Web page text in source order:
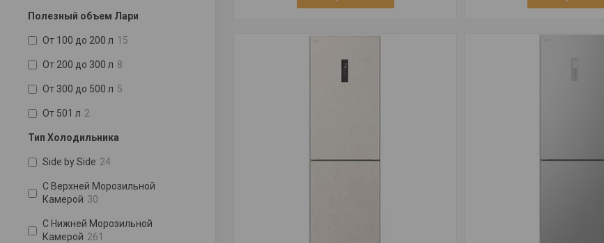
Полезный объем Лари
От 100 до 200 л 15
От 200 до 300 л 8
От 300 до 500 л 5
От 501 л 2
Тип Холодильника
Side by Side 24
С Верхней Морозильной
Камерой 30
С Нижней Морозильной
Камерой 261